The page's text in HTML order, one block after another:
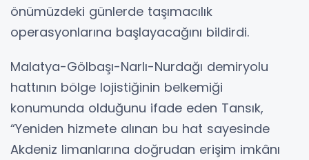
önümüzdeki günlerde taşımacılık
operasyonlarına başlayacağını bildirdi.
Malatya-Gölbaşı-Narlı-Nurdağı demiryolu
hattının bölge lojistiğinin belkemiği
konumunda olduğunu ifade eden Tansık,
“Yeniden hizmete alınan bu hat sayesinde
Akdeniz limanlarına doğrudan erişim imkânı